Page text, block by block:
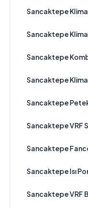
Sancaktepe Klima
Sancaktepe
Sancaktepe
Sancaktepe Klima
Sancaktepe
Sancaktepe VRF
Sancaktepe
Sancaktepe Isı
Sancaktepe VRF